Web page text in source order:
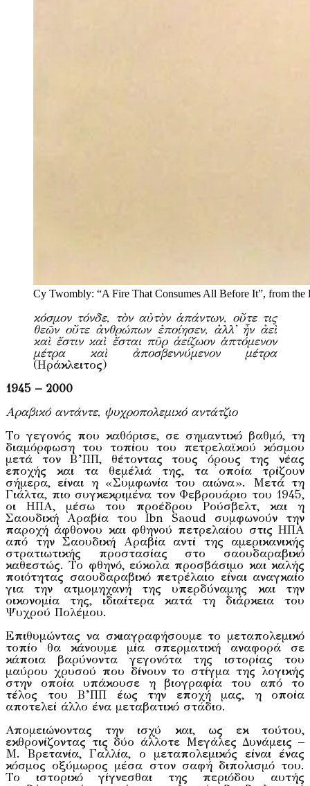
Cy Twombly: “A Fire That Consumes All Before It”, from the
κόσμον τόνδε, τὸν αὐτὸν ἁπάντων, οὔτε τις
θεῶν οὔτε ἀνθρώπων ἐποίησεν, ἀλλ᾽ ἦν ἀεὶ
καὶ ἔστιν καὶ ἔσται πῦρ ἀείζωον ἁπτόμενον
μέτρα καὶ ἀποσβεννύμενον μέτρα
(Ηράκλειτος)
1945 – 2000
Αραβικό αντάντε, ψυχροπολεμικό αντάτζιο
Το γεγονός που καθόρισε, σε σημαντικό βαθμό, τη
διαμόρφωση του τοπίου του πετρελαϊκού κόσμου
μετά τον Β’ΠΠ, θέτοντας τους όρους της νέας
εποχής και τα θεμέλιά της, τα οποία τρίζουν
σήμερα, είναι η «Συμφωνία του αιώνα». Μετά τη
Γιάλτα, πιο συγκεκριμένα τον Φεβρουάριο του 1945,
οι ΗΠΑ, μέσω του προέδρου Ρούσβελτ, και η
Σαουδική Αραβία του Ibn Saoud συμφωνούν την
παροχή άφθονου και φθηνού πετρελαίου στις ΗΠΑ
από την Σαουδική Αραβία αντί της αμερικανικής
στρατιωτικής προστασίας στο σαουδαραβικό
καθεστώς. Το φθηνό, εύκολα προσβάσιμο και καλής
ποιότητας σαουδαραβικό πετρέλαιο είναι αναγκαίο
για την ατμομηχανή της υπερδύναμης και την
οικονομία της, ιδιαίτερα κατά τη διάρκεια του
Ψυχρού Πολέμου.
Επιθυμώντας να σκιαγραφήσουμε το μεταπολεμικό
τοπίο θα κάνουμε μία σπερματική αναφορά σε
κάποια βαρύνοντα γεγονότα της ιστορίας του
μαύρου χρυσού που δίνουν το στίγμα της λογικής
στην οποία υπάκουσε η βιογραφία του από το
τέλος του Β’ΠΠ έως την εποχή μας, η οποία
αποτελεί άλλο ένα μεταβατικό στάδιο.
Απομειώνοντας την ισχύ και, ως εκ τούτου,
εκθρονίζοντας τις δύο άλλοτε Μεγάλες Δυνάμεις –
Μ. Βρετανία, Γαλλία, ο μεταπολεμικός είναι ένας
κόσμος οξύμωρος μέσα στον σαφή διπολισμό του.
Το ιστορικό γίγνεσθαι της περιόδου αυτής